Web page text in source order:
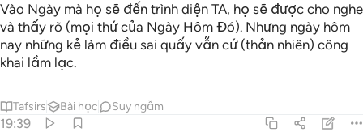
Vào Ngày mà họ sẽ đến trình diện TA, họ sẽ được cho nghe
và thấy rõ (mọi thứ của Ngày Hôm Đó). Nhưng ngày hôm
nay những kẻ làm điều sai quấy vẫn cứ (thản nhiên) công
khai lầm lạc.
Tafsirs Bài học Suy ngẫm
19:39